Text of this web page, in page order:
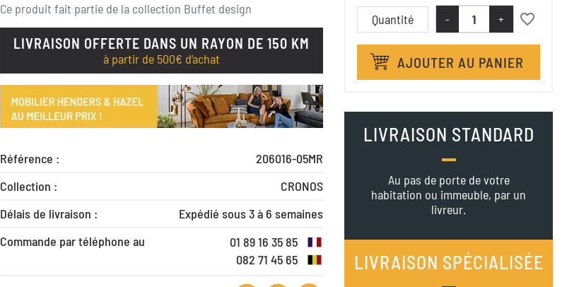
Ce produit fait partie de la collection Buffet design
LIVRAISON OFFERTE DANS UN RAYON DE 150 KM
à partir de 500€ d’achat
Référence :
206016-05MR
Collection :
CRONOS
Délais de livraison :
Expédié sous 3 à 6 semaines
Commande par téléphone au
01 89 16 35 85
082 71 45 65
Quantité - + favorite_border
AJOUTER AU PANIER
LIVRAISON STANDARD
Au pas de porte de votre
habitation ou immeuble, par un
livreur.
LIVRAISON SPÉCIALISÉE